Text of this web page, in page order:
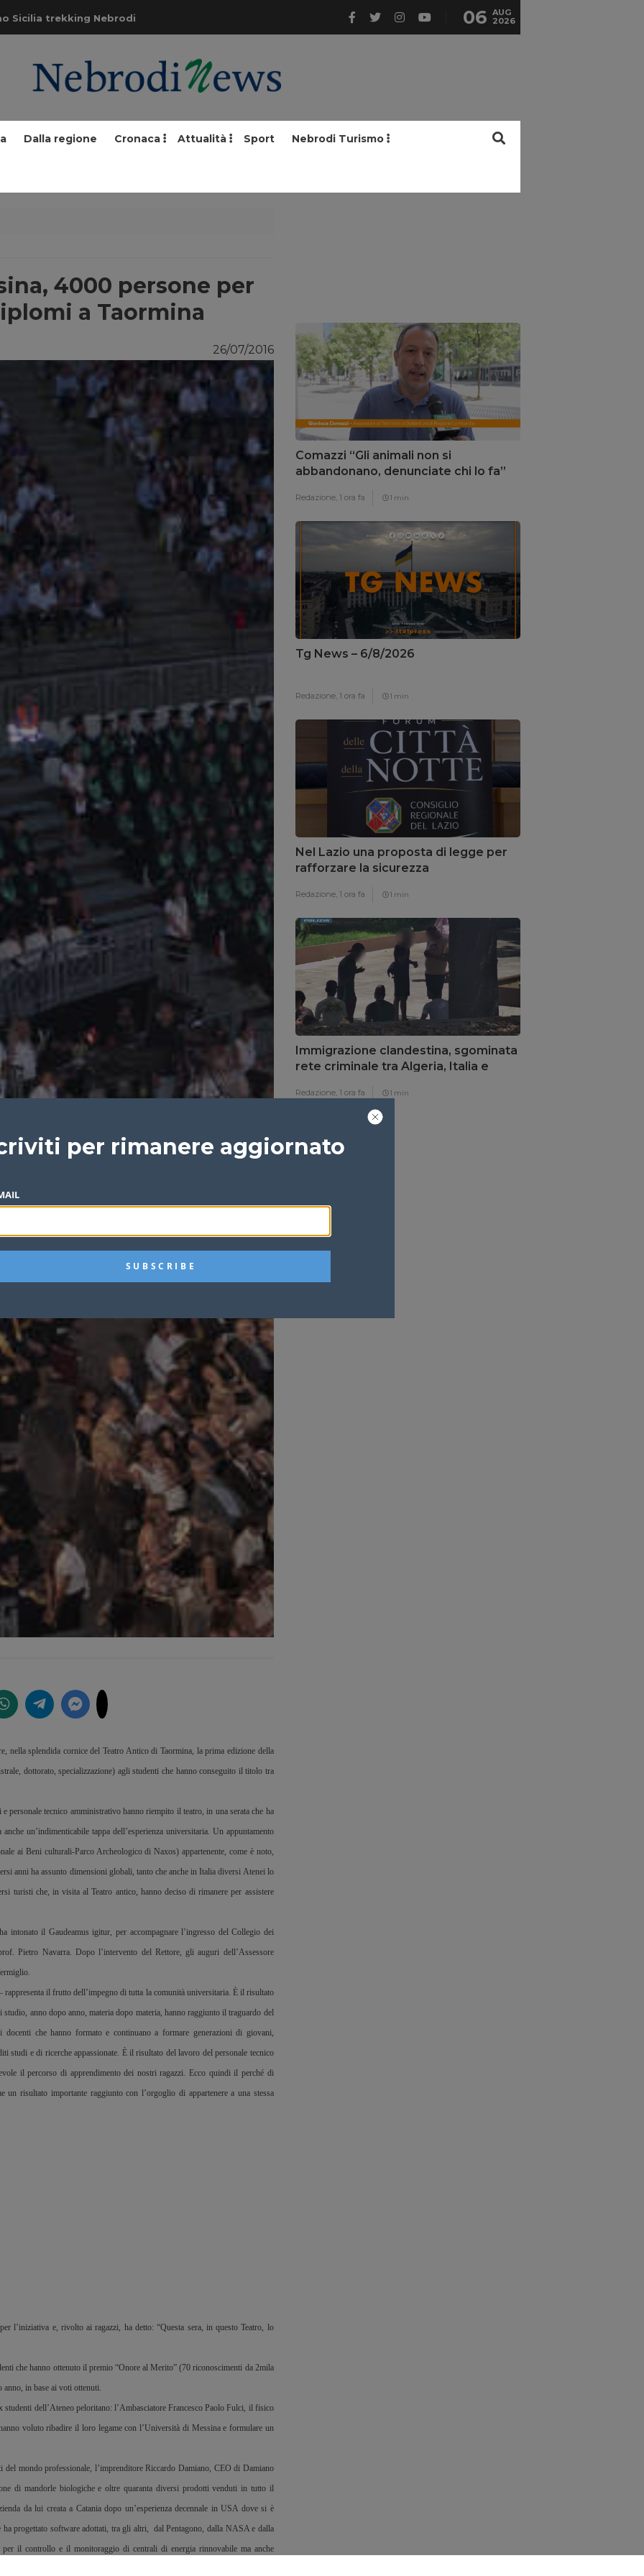
Sicilia trekking Nebrodi 06 AUG
2026
Dalla regione Cronaca Attualità Sport Nebrodi Turismo
4000 persone per
a Taormina
26/07/2016
nella splendida cornice del Teatro Antico di Taormina, la prima edizione della
dottorato, specializzazione) agli studenti che hanno conseguito il titolo tra
personale tecnico amministrativo hanno riempito il teatro, in una serata che ha
un’indimenticabile tappa dell’esperienza universitaria. Un appuntamento
ai Beni culturali-Parco Archeologico di Naxos) appartenente, come è noto,
anni ha assunto dimensioni globali, tanto che anche in Italia diversi Atenei lo
turisti che, in visita al Teatro antico, hanno deciso di rimanere per assistere
intonato il Gaudeamus igitur, per accompagnare l’ingresso del Collegio dei
Pietro Navarra. Dopo l’intervento del Rettore, gli auguri dell’Assessore
il frutto dell’impegno di tutta la comunità universitaria. È il risultato
anno dopo anno, materia dopo materia, hanno raggiunto il traguardo del
che hanno formato e continuano a formare generazioni di giovani,
studi e di ricerche appassionate. È il risultato del lavoro del personale tecnico
il percorso di apprendimento dei nostri ragazzi. Ecco quindi il perché di
un risultato importante raggiunto con l’orgoglio di appartenere a una stessa
l’iniziativa e, rivolto ai ragazzi, ha detto: “Questa sera, in questo Teatro, lo
che hanno ottenuto il premio “Onore al Merito” (70 riconoscimenti da 2mila
in base ai voti ottenuti.
dell’Ateneo peloritano: l’Ambasciatore Francesco Paolo Fulci, il fisico
voluto ribadire il loro legame con l’Università di Messina e formulare un
del mondo professionale, l’imprenditore Riccardo Damiano, CEO di Damiano
di mandorle biologiche e oltre quaranta diversi prodotti venduti in tutto il
da lui creata a Catania dopo un’esperienza decennale in USA dove si è
progettato software adottati, tra gli altri, dal Pentagono, dalla NASA e dalla
il controllo e il monitoraggio di centrali di energia rinnovabile ma anche
Comazzi “Gli animali non si
abbandonano, denunciate chi lo fa”
Redazione, 1 ora fa 1 min
Tg News – 6/8/2026
Redazione, 1 ora fa 1 min
Nel Lazio una proposta di legge per
rafforzare la sicurezza
Redazione, 1 ora fa 1 min
Immigrazione clandestina, sgominata
rete criminale tra Algeria, Italia e
Redazione, 1 ora fa 1 min
per rimanere aggiornato